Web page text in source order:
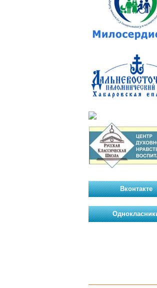
Вконтакте